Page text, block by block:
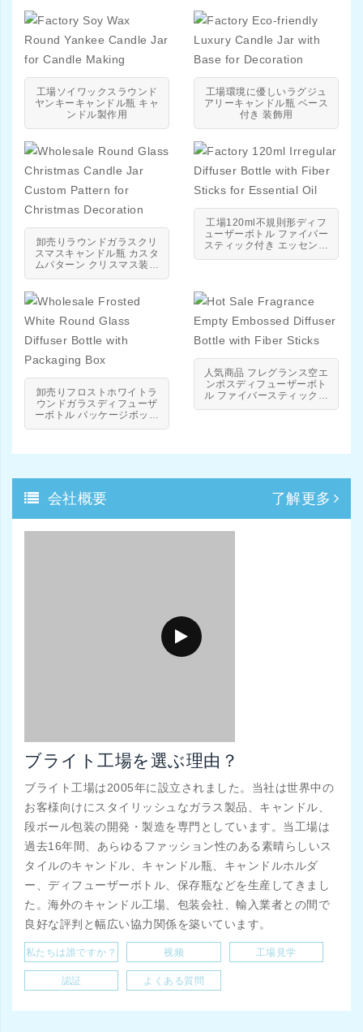
工場ソイワックスラウンド
ヤンキーキャンドル瓶 キャ
ンドル製作用
工場環境に優しいラグジュ
アリーキャンドル瓶 ベース
付き 装飾用
卸売りラウンドガラスクリ
スマスキャンドル瓶 カスタ
ムパターン クリスマス装飾
工場120ml不規則形ディフ
ューザーボトル ファイバー
スティック付き エッセンシ
卸売りフロストホワイトラ
ウンドガラスディフューザ
ーボトル パッケージボック
人気商品 フレグランス空エ
ンボスディフューザーボト
ル ファイバースティック付
会社概要 了解更多 製
ブライト工場を選ぶ理由？
ブライト工場は2005年に設立されました。当社は世界中の
お客様向けにスタイリッシュなガラス製品、キャンドル、
段ボール包装の開発・製造を専門としています。当工場は
過去16年間、あらゆるファッション性のある素晴らしいス
タイルのキャンドル、キャンドル瓶、キャンドルホルダ
ー、ディフューザーボトル、保存瓶などを生産してきまし
た。海外のキャンドル工場、包装会社、輸入業者との間で
良好な評判と幅広い協力関係を築いています。
私たちは誰ですか？ 视频 工場見学
認証 よくある質問